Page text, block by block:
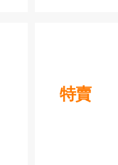
特賣